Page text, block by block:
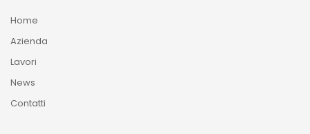
Home
Azienda
Lavori
News
Contatti